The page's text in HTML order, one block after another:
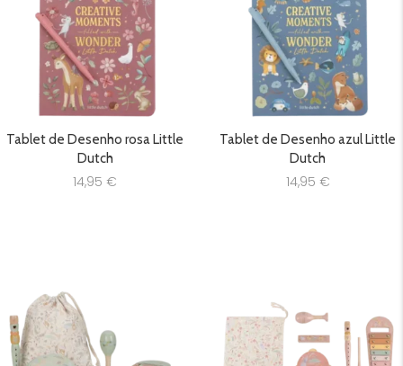
Tablet de Desenho rosa Little
Dutch
14,95 €
Tablet de Desenho azul Little
Dutch
14,95 €